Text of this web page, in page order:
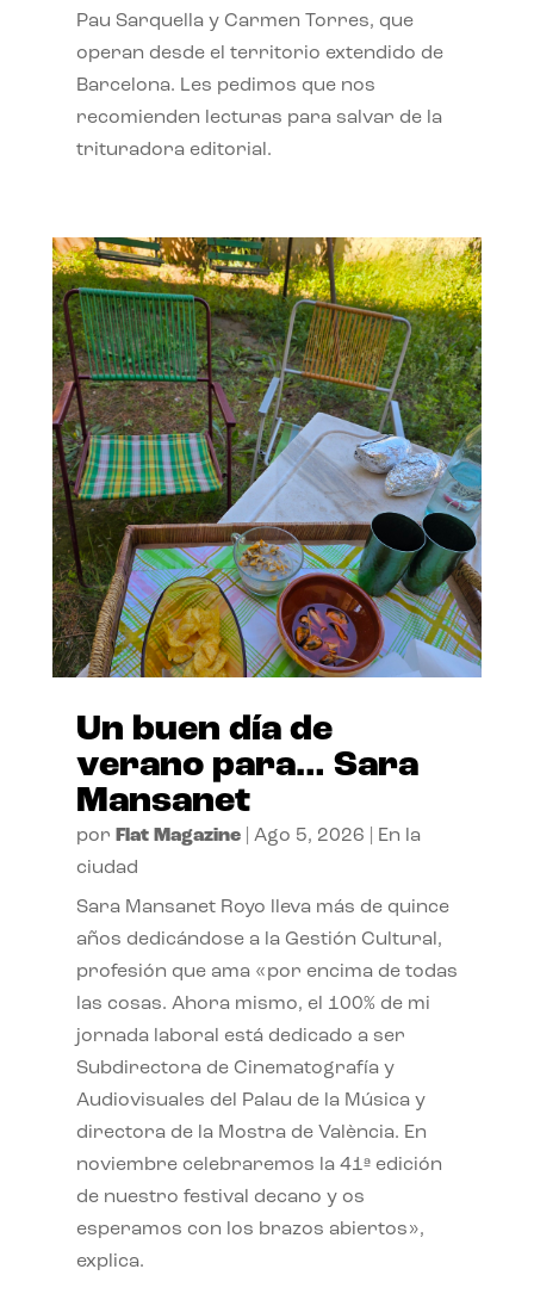
Pau Sarquella y Carmen Torres, que
operan desde el territorio extendido de
Barcelona. Les pedimos que nos
recomienden lecturas para salvar de la
trituradora editorial.
Un buen día de
verano para… Sara
Mansanet
por Flat Magazine| Ago 5, 2026
En la
ciudad
Sara Mansanet Royo lleva más de quince
años dedicándose a la Gestión Cultural,
profesión que ama «por encima de todas
las cosas. Ahora mismo, el 100% de mi
jornada laboral está dedicado a ser
Subdirectora de Cinematografía y
Audiovisuales del Palau de la Música y
directora de la Mostra de València. En
noviembre celebraremos la 41ª edición
de nuestro festival decano y os
esperamos con los brazos abiertos»,
explica.